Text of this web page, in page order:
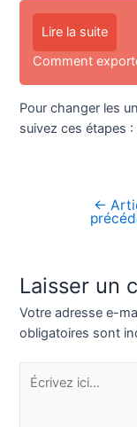
Lire la suite
Comment
Pour changer les
suivez ces étapes
Navigation
←
Laisser un
Votre adresse e-
obligatoires sont
Écrivez
ici…